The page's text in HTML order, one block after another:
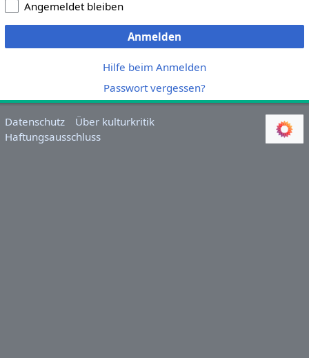
Angemeldet bleiben
Anmelden
Hilfe beim Anmelden
Passwort vergessen?
Datenschutz
Über kulturkritik
Haftungsausschluss